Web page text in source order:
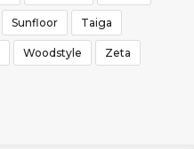
Sunfloor Taiga
Woodstyle Zeta